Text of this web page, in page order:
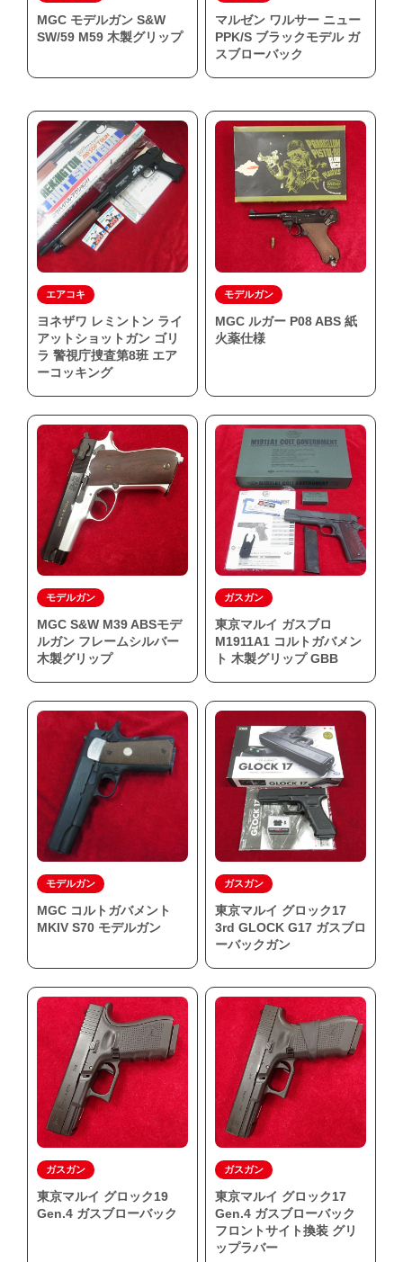
MGC モデルガン S&W
SW/59 M59 木製グリップ
マルゼン ワルサー ニュー
PPK/S ブラックモデル ガ
スブローバック
エアコキ
ヨネザワ レミントン ライ
アットショットガン ゴリ
ラ 警視庁捜査第8班 エア
ーコッキング
モデルガン
MGC ルガー P08 ABS 紙
火薬仕様
モデルガン
MGC S&W M39 ABSモデ
ルガン フレームシルバー
木製グリップ
ガスガン
東京マルイ ガスブロ
M1911A1 コルトガバメン
ト 木製グリップ GBB
モデルガン
MGC コルトガバメント
MKIV S70 モデルガン
ガスガン
東京マルイ グロック17
3rd GLOCK G17 ガスブロ
ーバックガン
ガスガン
東京マルイ グロック19
Gen.4 ガスブローバック
ガスガン
東京マルイ グロック17
Gen.4 ガスブローバック
フロントサイト換装 グリ
ップラバー